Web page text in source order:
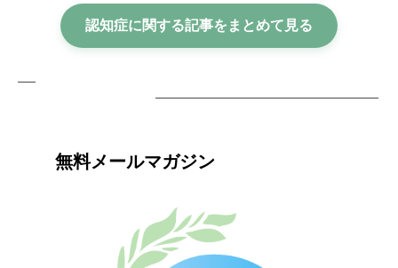
認知症に関する記事をまとめて見る
無料メールマガジン